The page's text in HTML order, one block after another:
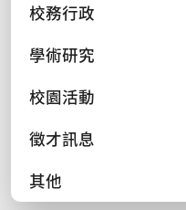
校務行政
學術研究
校園活動
徵才訊息
其他